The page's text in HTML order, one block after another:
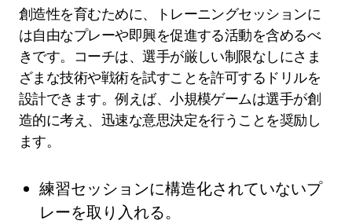
創造性を育むために、トレーニングセッションに
は自由なプレーや即興を促進する活動を含めるべ
きです。コーチは、選手が厳しい制限なしにさま
ざまな技術や戦術を試すことを許可するドリルを
設計できます。例えば、小規模ゲームは選手が創
造的に考え、迅速な意思決定を行うことを奨励し
ます。
練習セッションに構造化されていないプ
レーを取り入れる。